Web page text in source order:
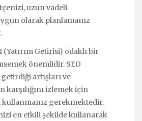
uzun vadeli
olarak planlamanız
(Yatırım Getirisi) odaklı bir
önemlidir. SEO
getirdiği artışları ve
karşılığını izlemek için
gerekmektedir.
en etkili şekilde kullanarak